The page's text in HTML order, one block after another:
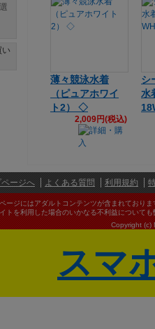
薄々競泳水着
（ピュアホワイ
ト2） ◇
2,009円(税込)
シ
水
ページへ よくある質問 利用規約
ージにはアダルトコンテンツが含まれており
トを利用した場合のいかなる不利益について
Copyright (c)
スマ